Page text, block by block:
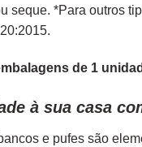
seque. *Para outros
de 1
à sua casa
e pufes são